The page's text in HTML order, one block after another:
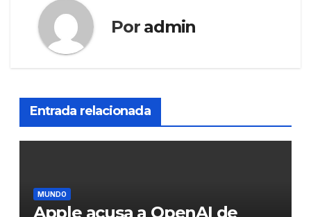
Por admin
Entrada relacionada
MUNDO
Apple acusa a OpenAI de